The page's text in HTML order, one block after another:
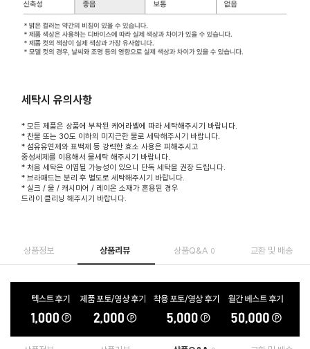
세탁시 유의사항
* 모든 제품은 상품에 부착된 케어라벨에 따라 세탁해주시기 바랍니다.
* 찬물 또는 30도 이하의 미지근한 물로 세탁해주시기 바랍니다.
* 섬유유연제와 표백제 등 강력한 효소 사용은 피해주시고
중성세제를 이용해서 물세탁 해주시기 바랍니다.
* 처음 세탁은 이염될 가능성이 있으니 단독 세탁을 권장 드립니다.
* 브라패드는 분리 후 별도로 세탁해주시기 바랍니다.
* 실크 / 울 / 캐시미어 / 레이온 소재가 혼용된 경우
드라이 클리닝 해주시기 바랍니다.
상품정보 상품리뷰 상품Q&A 0 교환 및 배송